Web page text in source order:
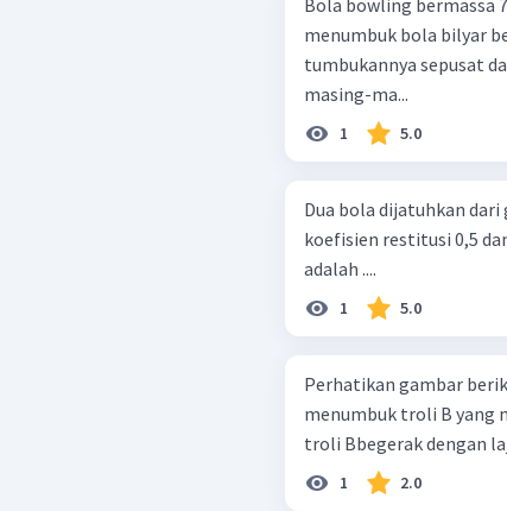
menumbuk bola bilyar
tumbukannya sepusat
masing-ma...
1 5.0
Dua bola dijatuhkan
koefisien restitusi 0,5
adalah ....
1 5.0
Perhatikan gambar berikut! Troli A bergerak dengan laju
menumbuk troli B yang
troli Bbegerak dengan
1 2.0